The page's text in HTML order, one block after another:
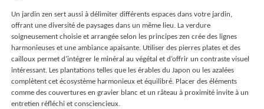
Un jardin zen sert aussi à délimiter différents espaces dans votre jardin,
offrant une diversité de paysages dans un même lieu. La verdure
soigneusement choisie et arrangée selon les principes zen crée des lignes
harmonieuses et une ambiance apaisante. Utiliser des pierres plates et des
cailloux permet d’intégrer le minéral au végétal et d’offrir un contraste visuel
intéressant. Les plantations telles que les érables du Japon ou les azalées
complètent cet écosystème harmonieux et équilibré. Placer des éléments
comme des couvertures en gravier blanc et un râteau à proximité invite à un
entretien réfléchi et consciencieux.